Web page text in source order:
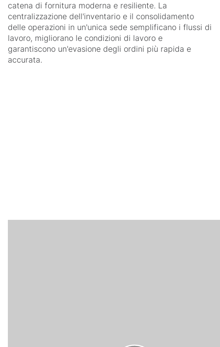
catena di fornitura moderna e resiliente. La
centralizzazione dell'inventario e il consolidamento
delle operazioni in un'unica sede semplificano i flussi di
lavoro, migliorano le condizioni di lavoro e
garantiscono un'evasione degli ordini più rapida e
accurata.